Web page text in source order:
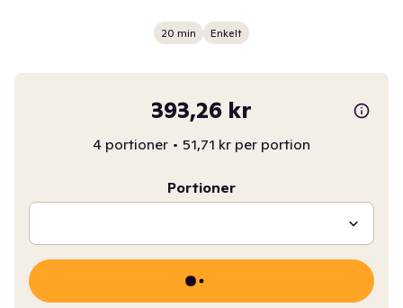
20 min Enkelt
393,26 kr
4 portioner • 51,71 kr per portion
Portioner